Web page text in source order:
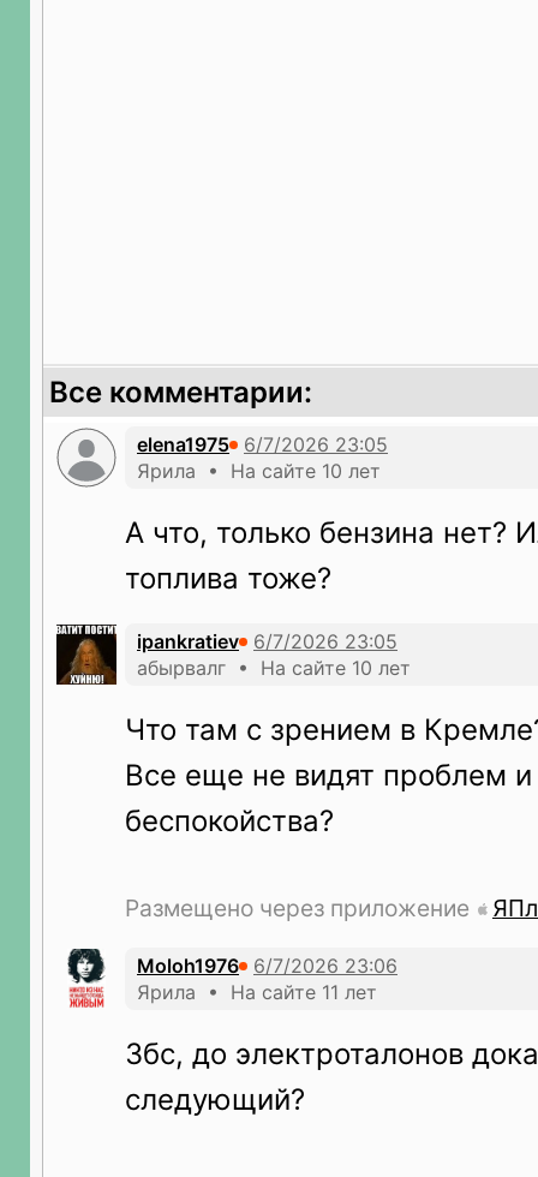
Все комментарии:
elena1975
Ярила • На сайте 10 лет
А что, только бензина нет?
топлива тоже?
ipankratiev
абырвалг • На сайте 10 лет
Что там с зрением в
Все еще не видят проблем
беспокойства?
Размещено через приложение
Moloh1976
Ярила • На сайте 11 лет
Збс, до электроталонов
следующий?